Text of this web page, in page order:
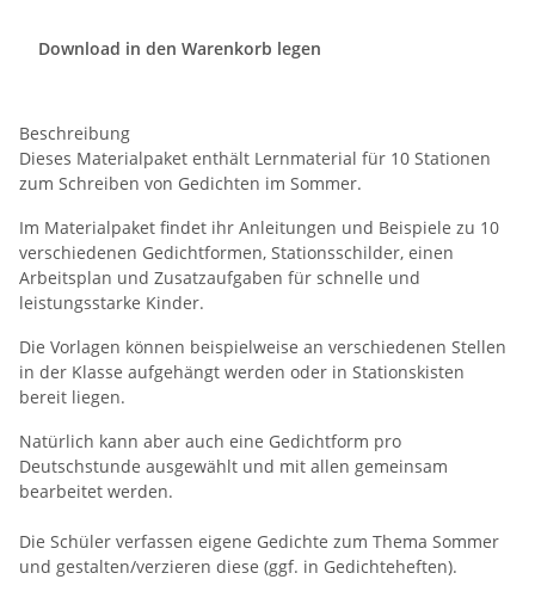
Download in den Warenkorb legen
Beschreibung
Dieses Materialpaket enthält Lernmaterial für 10 Stationen
zum Schreiben von Gedichten im Sommer.
Im Materialpaket findet ihr Anleitungen und Beispiele zu 10
verschiedenen Gedichtformen, Stationsschilder, einen
Arbeitsplan und Zusatzaufgaben für schnelle und
leistungsstarke Kinder.
Die Vorlagen können beispielweise an verschiedenen Stellen
in der Klasse aufgehängt werden oder in Stationskisten
bereit liegen.
Natürlich kann aber auch eine Gedichtform pro
Deutschstunde ausgewählt und mit allen gemeinsam
bearbeitet werden.
Die Schüler verfassen eigene Gedichte zum Thema Sommer
und gestalten/verzieren diese (ggf. in Gedichteheften).